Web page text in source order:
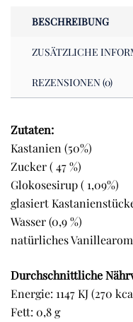
BESCHREIBUNG
ZUSÄTZLICHE
REZENSIONEN (0)
Zutaten:
Kastanien (50%)
Zucker ( 47 %)
Glokosesirup ( 1,09%)
glasiert
Wasser (0,9 %)
natürliches
Durchschnittliche
Energie: 1147 KJ (270
Fett: 0,8 g